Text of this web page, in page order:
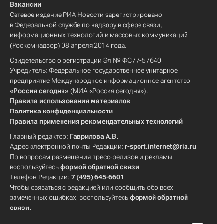
Вакансии
Сетевое издание РИА Новости зарегистрировано
в Федеральной службе по надзору в сфере связи,
информационных технологий и массовых коммуникаций
(Роскомнадзор) 08 апреля 2014 года.
Свидетельство о регистрации Эл № ФС77-57640
Учредитель: Федеральное государственное унитарное
предприятие Международное информационное агентство
«Россия сегодня» (МИА «Россия сегодня»).
Правила использования материалов
Политика конфиденциальности
Правила применения рекомендательных технологий
Главный редактор: Гаврилова А.В.
Адрес электронной почты Редакции: r-sport.internet@ria.ru
По вопросам размещения пресс-релизов и рекламы
воспользуйтесьформой обратной связи
Телефон Редакции: 7 (495) 645-6601
Чтобы связаться с редакцией или сообщить обо всех
замеченных ошибках, воспользуйтесьформой обратной
связи.